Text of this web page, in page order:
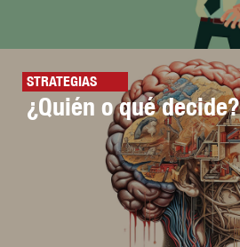
STRATEGIAS
¿Quién o qué decide?